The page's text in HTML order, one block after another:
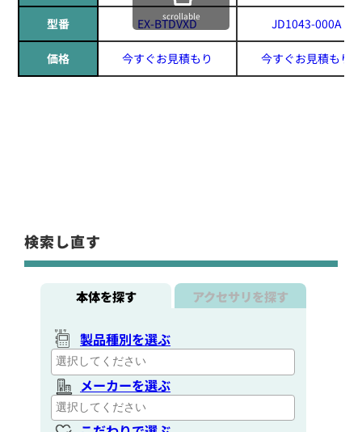
型番 EX-BTDVXD JD1043-000A
価格 今すぐお見積もり 今すぐお見積もり
scrollable
検索し直す
本体を探す アクセサリを探す
製品種別を選ぶ
メーカーを選ぶ